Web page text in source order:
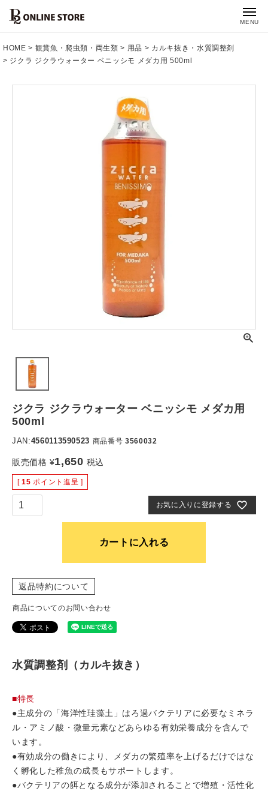
MENU
HOME 観賞魚・爬虫類・両生類 用品
カルキ抜き・水質調整剤
ジクラ ジクラウォーター ベニッシモ メダカ用 500ml
ジクラ ジクラウォーター ベニッシモ メダカ用
500ml
JAN:4560113590523 商品番号 3560032
販売価格 ¥1,650 税込
[ 15 ポイント進呈 ]
お気に入りに登録する
カートに入れる
返品特約について
商品についてのお問い合わせ
水質調整剤（カルキ抜き）
■特長
●主成分の「海洋性珪藻土」はろ過バクテリアに必要なミネラ
ル・アミノ酸・微量元素などあらゆる有効栄養成分を含んで
います。
●有効成分の働きにより、メダカの繁殖率を上げるだけではな
く孵化した稚魚の成長もサポートします。
●バクテリアの餌となる成分が添加されることで増殖・活性化